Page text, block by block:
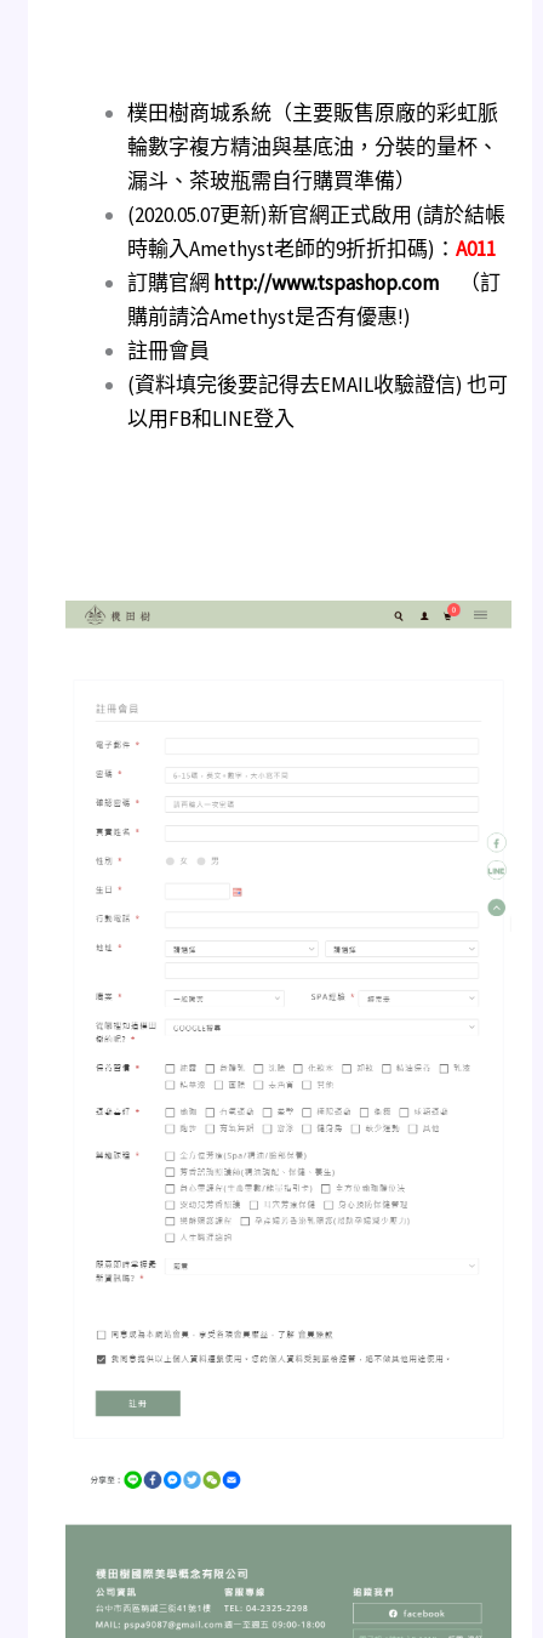
樸田樹商城系統（主要販售原廠的彩虹脈
輪數字複方精油與基底油，分裝的量杯、
漏斗、茶玻瓶需自行購買準備）
(2020.05.07更新)新官網正式啟用 (請於結帳
時輸入Amethyst老師的9折折扣碼)： A011
訂購官網 http://www.tspashop.com（訂
購前請洽Amethyst是否有優惠!)
註冊會員
(資料填完後要記得去EMAIL收驗證信) 也可
以用FB和LINE登入